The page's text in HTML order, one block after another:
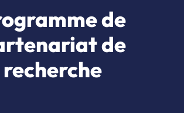
de
de
recherche